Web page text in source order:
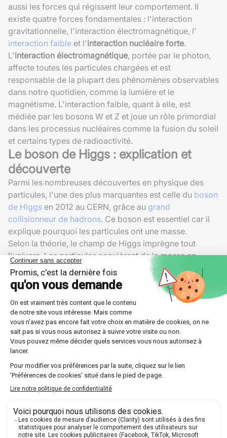
aussi les forces qui régissent leur comportement. Il
existe quatre forces fondamentales : l'interaction
gravitationnelle, l'interaction électromagnétique, l'
interaction faible et l'interaction nucléaire forte.
L'interaction électromagnétique, portée par le photon,
affecte toutes les particules chargées et est
responsable de la plupart des phénomènes observables
dans notre quotidien, comme la lumière et le
magnétisme. L'interaction faible, quant à elle, est
médiée par les bosons W et Z et joue un rôle primordial
dans les processus nucléaires comme la fusion du soleil
et certains types de radioactivité.
Le boson de Higgs : explication et
découverte
Parmi les nombreuses découvertes en physique des
particules, l'une des plus marquantes est celle du boson
de Higgs en 2012 au CERN, grâce au grand
collisionneur de hadrons. Ce boson est essentiel car il
explique pourquoi les particules ont une masse.
Selon la théorie, le champ de Higgs imprègne tout
l'univers. Les particules acquièrent de la masse en
interagissant avec ce champ. Moins une particule
interagit avec le champ de Higgs, moins elle est
massive, et vice versa. La découverte du boson de
Higgs a donc confirmé une pièce fondamentale du
modèle standard des particules.